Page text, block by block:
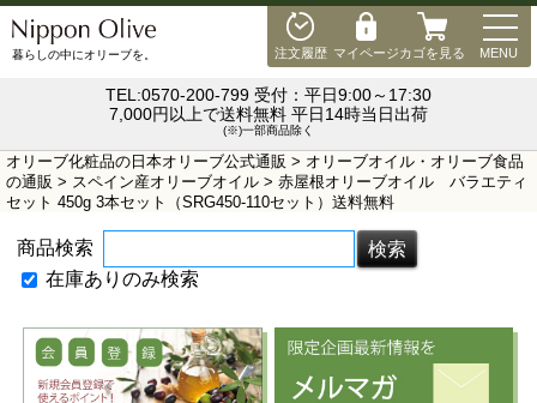
注文履歴 マイページカゴを見る MENU
暮らしの中にオリーブを。
TEL:0570-200-799 受付：平日9:00～17:30
7,000円以上で送料無料 平日14時当日出荷
(※)一部商品除く
オリーブ化粧品の日本オリーブ公式通販 > オリーブオイル・オリーブ食品
の通販 > スペイン産オリーブオイル > 赤屋根オリーブオイル バラエティ
セット 450g 3本セット（SRG450-110セット）送料無料
商品検索
在庫ありのみ検索